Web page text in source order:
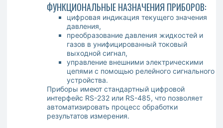
ФУНКЦИОНАЛЬНЫЕ НАЗНАЧЕНИЯ ПРИБОРОВ:
цифровая индикация текущего значения
давления,
преобразование давления жидкостей и
газов в унифицированный токовый
выходной сигнал,
управление внешними электрическими
цепями с помощью релейного сигнального
устройства.
Приборы имеют стандартный цифровой
интерфейс RS-232 или RS-485, что позволяет
автоматизировать процесс обработки
результатов измерения.